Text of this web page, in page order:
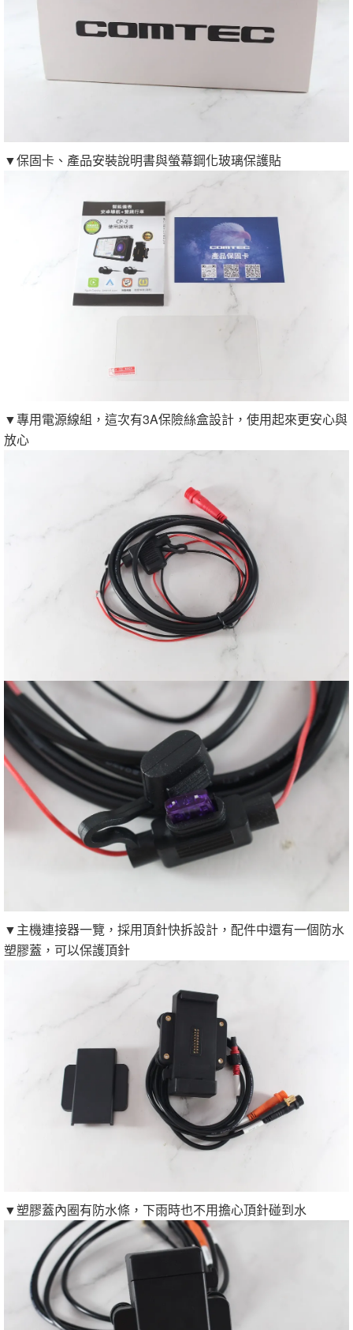
▼保固卡、產品安裝說明書與螢幕鋼化玻璃保護貼
▼專用電源線組，這次有3A保險絲盒設計，使用起來更安心與
放心
▼主機連接器一覽，採用頂針快拆設計，配件中還有一個防水
塑膠蓋，可以保護頂針
▼塑膠蓋內圈有防水條，下雨時也不用擔心頂針碰到水